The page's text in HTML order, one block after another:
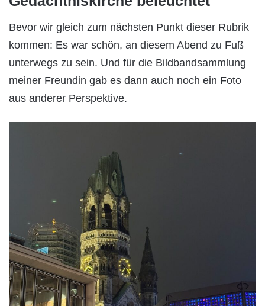
Bevor wir gleich zum nächsten Punkt dieser Rubrik
kommen: Es war schön, an diesem Abend zu Fuß
unterwegs zu sein. Und für die Bildbandsammlung
meiner Freundin gab es dann auch noch ein Foto
aus anderer Perspektive.